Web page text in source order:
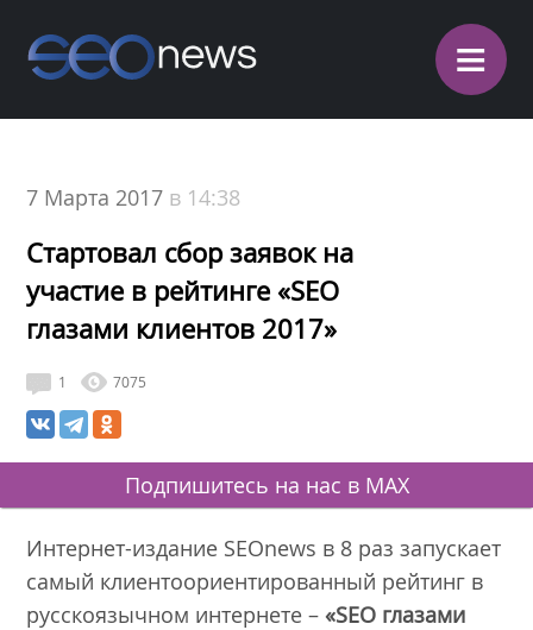
≡
7 Марта 2017 в 14:38
Стартовал сбор заявок на
участие в рейтинге «SEO
глазами клиентов 2017»
1 7075
Подпишитесь на нас в MAX
Интернет-издание SEOnews в 8 раз запускает
самый клиентоориентированный рейтинг в
русскоязычном интернете –«SEO глазами